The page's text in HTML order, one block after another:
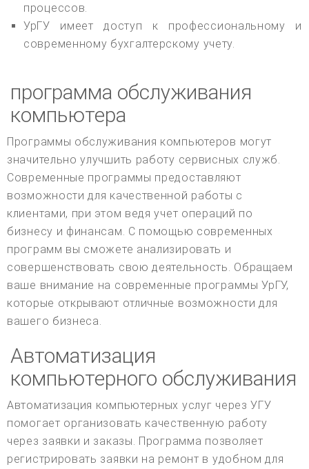
процессов.
УрГУ имеет доступ к профессиональному и
современному бухгалтерскому учету.
программа обслуживания
компьютера
Программы обслуживания компьютеров могут
значительно улучшить работу сервисных служб.
Современные программы предоставляют
возможности для качественной работы с
клиентами, при этом ведя учет операций по
бизнесу и финансам. С помощью современных
программ вы сможете анализировать и
совершенствовать свою деятельность. Обращаем
ваше внимание на современные программы УрГУ,
которые открывают отличные возможности для
вашего бизнеса.
Автоматизация
компьютерного обслуживания
Автоматизация компьютерных услуг через УГУ
помогает организовать качественную работу
через заявки и заказы. Программа позволяет
регистрировать заявки на ремонт в удобном для